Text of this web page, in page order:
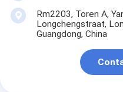
Rm2203, Toren A,
Longchengstraat,
Guangdong, China